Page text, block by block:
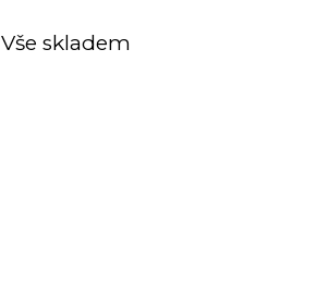
Vše skladem